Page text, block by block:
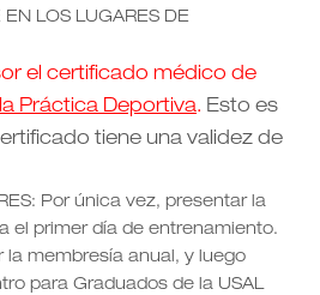
LOS LUGARES DE
el certificado médico de
Práctica Deportiva. Esto es
tiene una validez de
Por única vez, presentar la
el primer día de entrenamiento.
la membresía anual, y luego
para Graduados de la USAL